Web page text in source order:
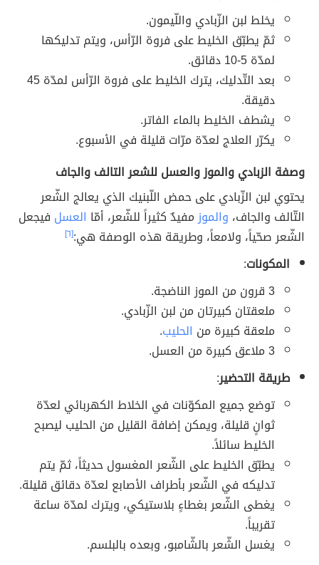
يخلط لبن الزّبادي واللّيمون.
ثمّ يطبّق الخليط على فروة الرّأس، ويتم تدليكها
لمدّة 5-10 دقائق.
بعد التّدليك، يترك الخليط على فروة الرّأس لمدّة 45
دقيقة.
يشطف الخليط بالماء الفاتر.
يكرّر العلاج لعدّة مرّات قليلة في الأسبوع.
وصفة الزبادي والموز والعسل للشعر التالف والجاف
يحتوي لبن الزّبادي على حمض اللّبنيك الذي يعالج الشّعر
التّالف والجاف، والموزمفيدٌ كثيراً للشّعر، أمّا العسل فيجعل
الشّعر صحّياً، ولامعاً، وطريقة هذه الوصفة هي:[٦]
المكونات:
3 قرون من الموز الناضجة.
ملعقتان كبيرتان من لبن الزّبادي.
ملعقة كبيرة من الحليب.
3 ملاعق كبيرة من العسل.
طريقة التحضير:
توضع جميع المكوّنات في الخلاط الكهربائي لعدّة
ثوانٍ قليلة، ويمكن إضافة القليل من الحليب ليصبح
الخليط سائلاً.
يطبّق الخليط على الشّعر المغسول حديثاً، ثمّ يتم
تدليكه في الشّعر بأطراف الأصابع لعدّة دقائق قليلة.
يغطى الشّعر بغطاءٍ بلاستيكي، ويترك لمدّة ساعة
تقريباً.
يغسل الشّعر بالشّامبو، وبعده بالبلسم.